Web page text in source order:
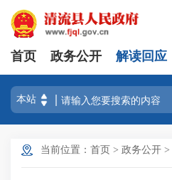
首页 政务公开 解读回应
当前位置： 首页 > 政务公开 >